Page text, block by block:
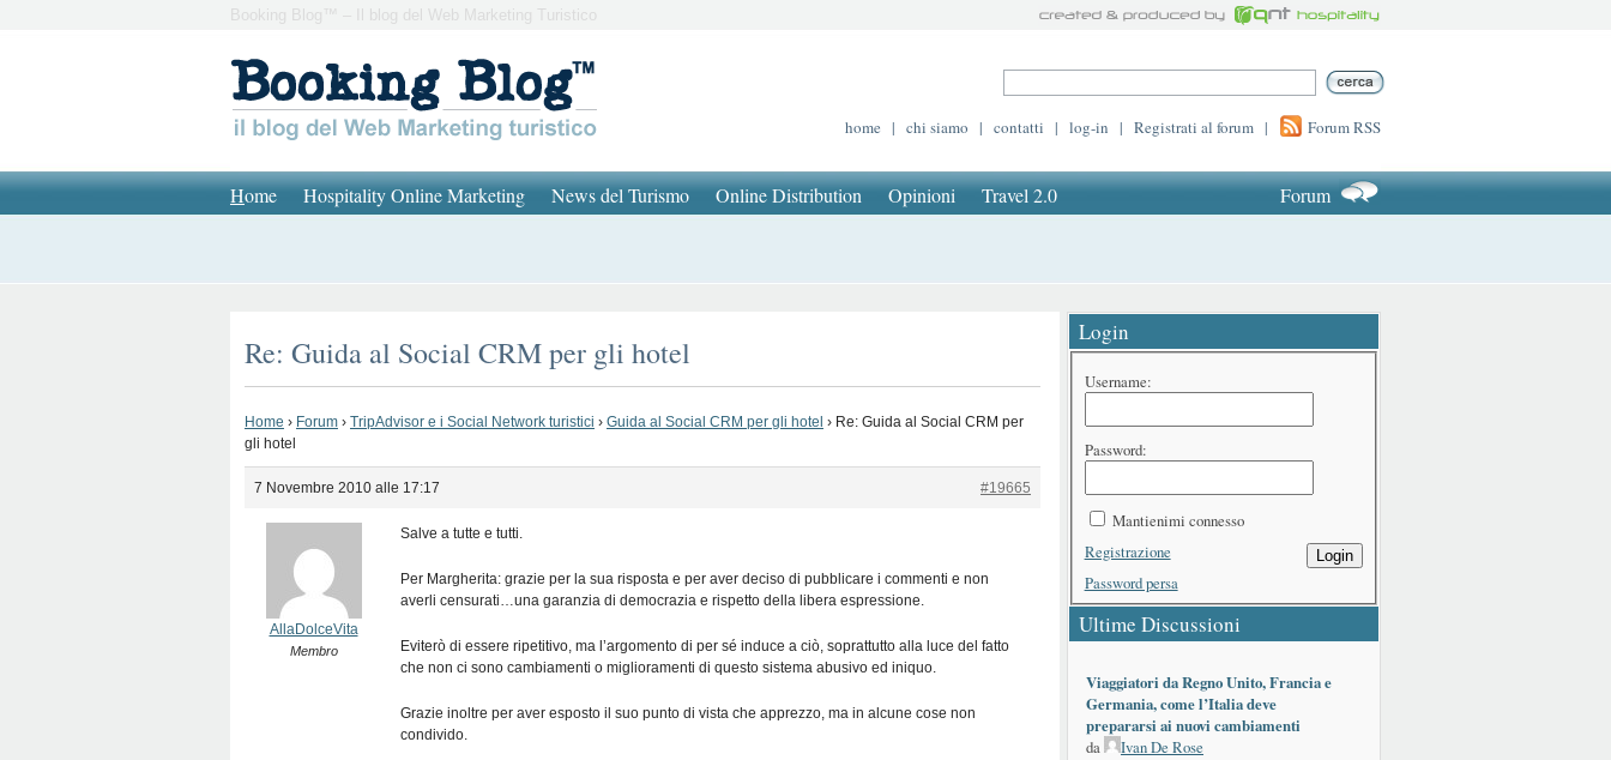
Booking Blog™ – Il blog del Web Marketing Turistico
home | chi siamo | contatti | log-in | Registrati al forum | Forum RSS
Home Hospitality Online Marketing News del Turismo Online Distribution Opinioni Travel 2.0 Forum
Re: Guida al Social CRM per gli hotel
Home › Forum › TripAdvisor e i Social Network turistici › Guida al Social CRM per gli hotel › Re: Guida al Social CRM per
gli hotel
7 Novembre 2010 alle 17:17 #19665
AllaDolceVita
Membro
Salve a tutte e tutti.
Per Margherita: grazie per la sua risposta e per aver deciso di pubblicare i commenti e non
averli censurati…una garanzia di democrazia e rispetto della libera espressione.
Eviterò di essere ripetitivo, ma l’argomento di per sé induce a ciò, soprattutto alla luce del fatto
che non ci sono cambiamenti o miglioramenti di questo sistema abusivo ed iniquo.
Grazie inoltre per aver esposto il suo punto di vista che apprezzo, ma in alcune cose non
condivido.
Login
Username:
Password:
Mantienimi connesso
Login
Registrazione
Password persa
Ultime Discussioni
Viaggiatori da Regno Unito, Francia e
Germania, come l’Italia deve
prepararsi ai nuovi cambiamenti
da
Ivan De Rose